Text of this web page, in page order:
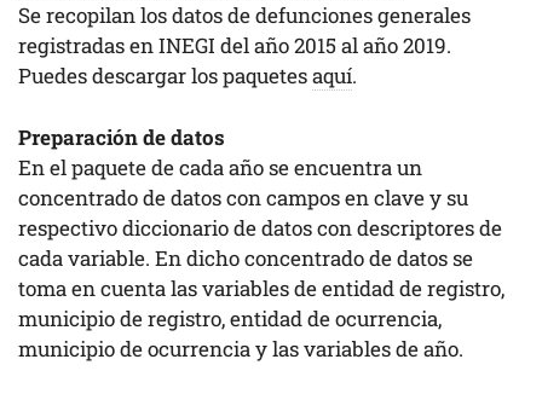
Se recopilan los datos de defunciones generales
registradas en INEGI del año 2015 al año 2019.
Puedes descargar los paquetesaquí.
Preparación de datos
En el paquete de cada año se encuentra un
concentrado de datos con campos en clave y su
respectivo diccionario de datos con descriptores de
cada variable. En dicho concentrado de datos se
toma en cuenta las variables de entidad de registro,
municipio de registro, entidad de ocurrencia,
municipio de ocurrencia y las variables de año.